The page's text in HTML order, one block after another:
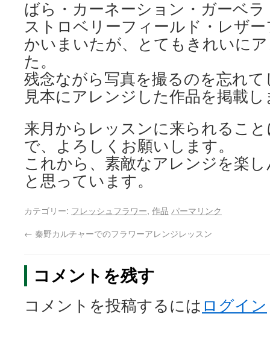
ばら・カーネーション・ガーベ
ストロベリーフィールド・レザ
かいまいたが、とてもきれいに
た。
残念ながら写真を撮るのを忘れ
見本にアレンジした作品を掲載し
来月からレッスンに来られるこ
で、よろしくお願いします。
これから、素敵なアレンジを楽
と思っています。
カテゴリー: フレッシュフラワー, 作品 パーマリンク
← 秦野カルチャーでのフラワーアレンジレッスン
コメントを残す
コメントを投稿するには ログイン